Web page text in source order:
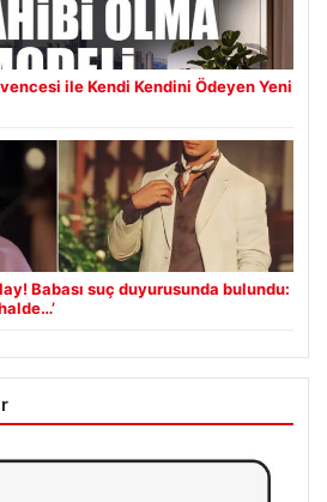
ile Kendi Kendini Ödeyen Yeni
Babası suç duyurusunda bulundu: